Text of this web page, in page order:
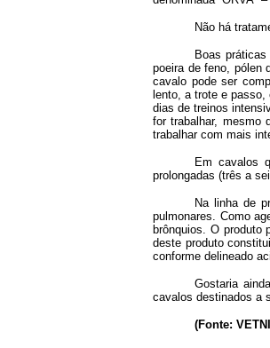
Não há
Boas
poeira de feno, pólen
cavalo pode ser
lento, a trote e passo,
dias de treinos
for trabalhar, mesmo
trabalhar com mais
Em cavalos
prolongadas (três a
Na linha de
pulmonares. Como
brônquios. O produto
deste produto
conforme delineado
Gostaria
cavalos destinados a
(Fonte: